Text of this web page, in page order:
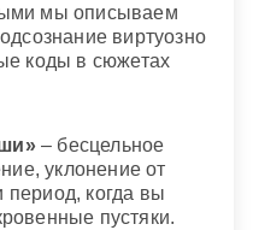
мы описываем
виртуозно
коды в сюжетах
– бесцельное
уклонение от
период, когда вы
пустяки.